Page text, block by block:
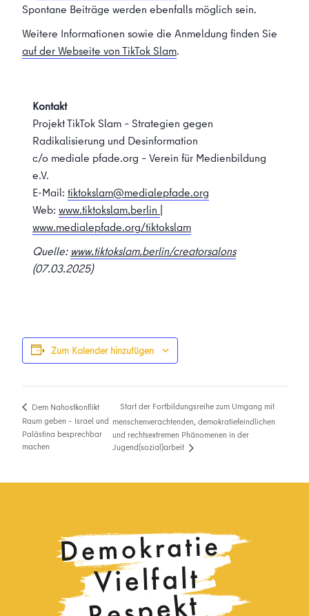
Spontane Beiträge werden ebenfalls möglich sein.
Weitere Informationen sowie die Anmeldung finden Sie
auf der Webseite von TikTok Slam.
Kontakt
Projekt TikTok Slam – Strategien gegen
Radikalisierung und Desinformation
c/o mediale pfade.org – Verein für Medienbildung
e.V.
E-Mail: tiktokslam@medialepfade.org
Web: www.tiktokslam.berlin |
www.medialepfade.org/tiktokslam
Quelle: www.tiktokslam.berlin/creatorsalons
(07.03.2025)
Zum Kalender hinzufügen
Dem Nahostkonflikt
Raum geben – Israel und
Palästina besprechbar
machen
Start der Fortbildungsreihe zum Umgang mit
menschenverachtenden, demokratiefeindlichen
und rechtsextremen Phänomenen in der
Jugend(sozial)arbeit